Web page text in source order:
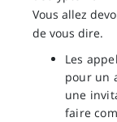
Vous allez
de vous dire.
Les
pour un
une
faire